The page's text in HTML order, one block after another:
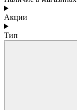
Акции
Тип